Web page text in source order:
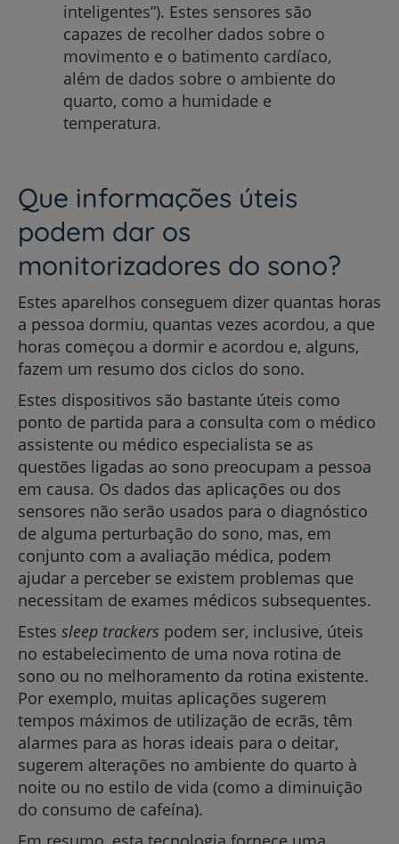
inteligentes”). Estes sensores são
capazes de recolher dados sobre o
movimento e o batimento cardíaco,
além de dados sobre o ambiente do
quarto, como a humidade e
temperatura.
Que informações úteis
podem dar os
monitorizadores do sono?
Estes aparelhos conseguem dizer quantas horas
a pessoa dormiu, quantas vezes acordou, a que
horas começou a dormir e acordou e, alguns,
fazem um resumo dos ciclos do sono.
Estes dispositivos são bastante úteis como
ponto de partida para a consulta com o médico
assistente ou médico especialista se as
questões ligadas ao sono preocupam a pessoa
em causa. Os dados das aplicações ou dos
sensores não serão usados para o diagnóstico
de alguma perturbação do sono, mas, em
conjunto com a avaliação médica, podem
ajudar a perceber se existem problemas que
necessitam de exames médicos subsequentes.
Estes sleep trackers podem ser, inclusive, úteis
no estabelecimento de uma nova rotina de
sono ou no melhoramento da rotina existente.
Por exemplo, muitas aplicações sugerem
tempos máximos de utilização de ecrãs, têm
alarmes para as horas ideais para o deitar,
sugerem alterações no ambiente do quarto à
noite ou no estilo de vida (como a diminuição
do consumo de cafeína).